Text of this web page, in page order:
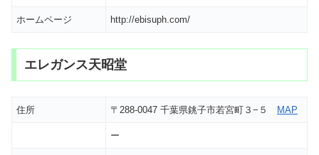
ホームページ http://ebisuph.com/
エレガンス天昭堂
住所 〒288-0047 千葉県銚子市若宮町３−５ MAP
ー